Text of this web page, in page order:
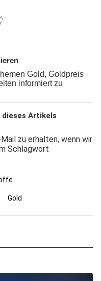
Gold, Goldpreis
informiert zu
dieses Artikels
zu erhalten, wenn wir
Schlagwort
Gold